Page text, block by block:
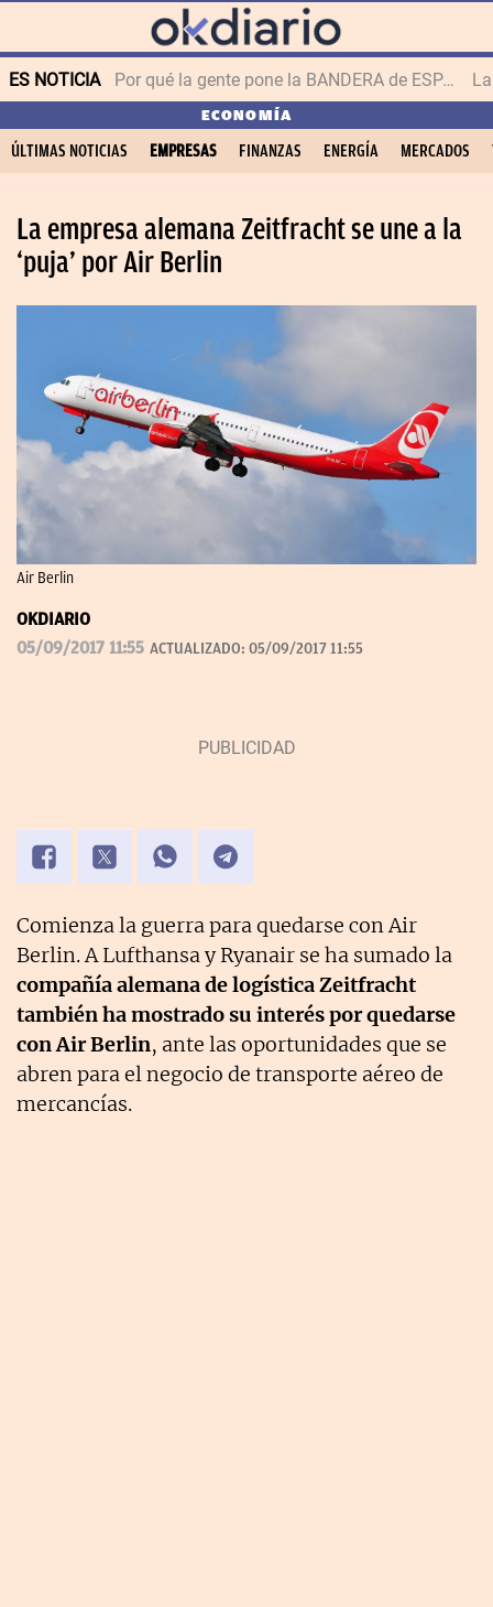
ES NOTICIA Por qué la gente pone la BANDERA de ESPAÑA en el balcón
ECONOMÍA
ÚLTIMAS NOTICIAS EMPRESAS FINANZAS ENERGÍA MERCADOS
La empresa alemana Zeitfracht se une a la
‘puja’ por Air Berlin
Air Berlin
OKDIARIO
05/09/2017 11:55 ACTUALIZADO: 05/09/2017 11:55
Comienza la guerra para quedarse con Air
Berlin. A Lufthansa y Ryanair se ha sumado la
compañía alemana de logística Zeitfracht
también ha mostrado su interés por quedarse
con Air Berlin, ante las oportunidades que se
abren para el negocio de transporte aéreo de
mercancías.